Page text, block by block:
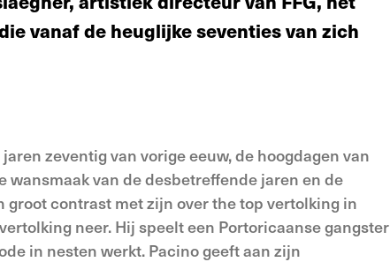
vanaf de heuglijke seventies van zich
zeventig van vorige eeuw, de hoogdagen van
van de desbetreffende jaren en de
contrast met zijn over the top vertolking in
neer. Hij speelt een Portoricaanse gangster
in nesten werkt. Pacino geeft aan zijn